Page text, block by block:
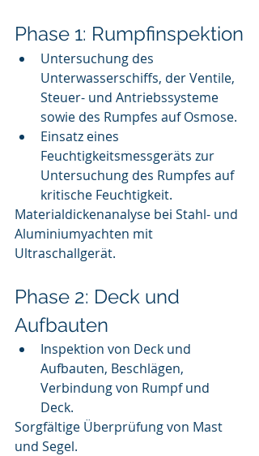
Phase 1: Rumpfinspektion
Untersuchung des
Unterwasserschiffs, der Ventile,
Steuer- und Antriebssysteme
sowie des Rumpfes auf Osmose.
Einsatz eines
Feuchtigkeitsmessgeräts zur
Untersuchung des Rumpfes auf
kritische Feuchtigkeit.
Materialdickenanalyse bei Stahl- und
Aluminiumyachten mit
Ultraschallgerät.
Phase 2: Deck und
Aufbauten
Inspektion von Deck und
Aufbauten, Beschlägen,
Verbindung von Rumpf und
Deck.
Sorgfältige Überprüfung von Mast
und Segel.